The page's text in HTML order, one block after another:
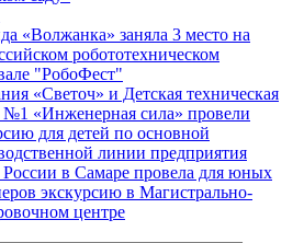
«Волжанка» заняла 3 место на
робототехническом
"РобоФест"
«Светоч» и Детская техническая
«Инженерная сила» провели
для детей по основной
линии предприятия
в Самаре провела для юных
экскурсию в Магистрально-
центре